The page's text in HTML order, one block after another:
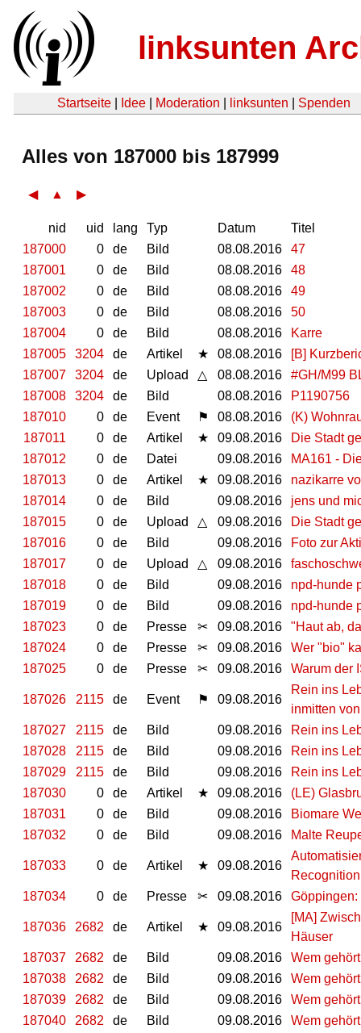
linksunten
Startseite Idee Moderation linksunten Spenden
Alles von 187000 bis 187999
◀ ▲ ▶
nid uid lang Typ Datum
Titel
187000
0 de Bild 08.08.2016
47
187001
0 de Bild 08.08.2016
48
187002
0 de Bild 08.08.2016
49
187003
0 de Bild 08.08.2016
50
187004
0 de Bild 08.08.2016
Karre
187005
3204 de Artikel ★ 08.08.2016
[B]
187007
3204 de Upload △ 08.08.2016
#GH/M99
187008
3204 de Bild 08.08.2016
P1190756
187010
0 de Event ⚑ 08.08.2016
(K)
187011
0 de Artikel ★ 09.08.2016
Die Stadt
187012
0 de Datei 09.08.2016
MA161 -
187013
0 de Artikel ★ 09.08.2016
nazikarre
187014
0 de Bild 09.08.2016
jens und
187015
0 de Upload △ 09.08.2016
Die Stadt
187016
0 de Bild 09.08.2016
Foto zur
187017
0 de Upload △ 09.08.2016
187018
0 de Bild 09.08.2016
npd-hunde
187019
0 de Bild 09.08.2016
npd-hunde
187023
0 de Presse ✂ 09.08.2016
"Haut ab,
187024
0 de Presse ✂ 09.08.2016
Wer "bio"
187025
0 de Presse ✂ 09.08.2016 Warum der
187026 2115 de Event ⚑ 09.08.2016
Rein ins
inmitten
187027
2115 de Bild 09.08.2016
Rein ins
187028
2115 de Bild 09.08.2016
Rein ins
187029
2115 de Bild 09.08.2016
Rein ins
187030
0 de Artikel ★ 09.08.2016
(LE)
187031
0 de Bild 09.08.2016
Biomare
187032
0 de Bild 09.08.2016 Malte
187033 0 de Artikel ★ 09.08.2016
Recognition
187034
0 de Presse ✂ 09.08.2016
187036 2682 de Artikel ★ 09.08.2016
[MA]
Häuser
187037
2682 de Bild 09.08.2016
Wem
187038
2682 de Bild 09.08.2016
Wem
187039
2682 de Bild 09.08.2016
Wem
187040
2682 de Bild 09.08.2016
Wem